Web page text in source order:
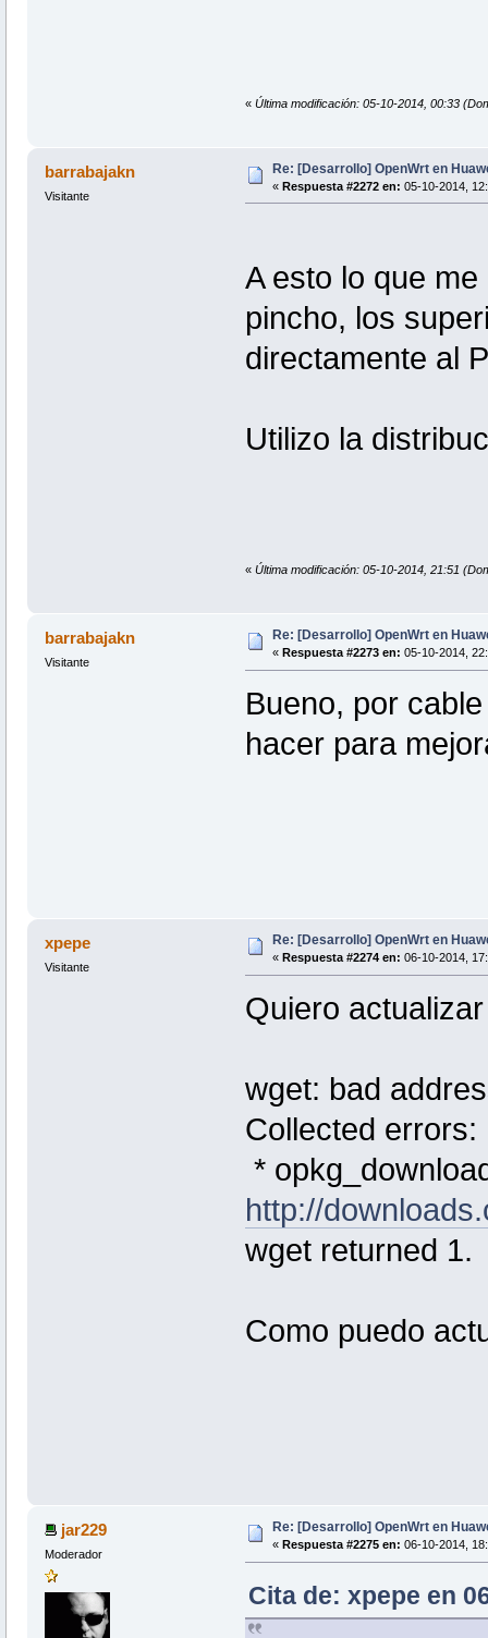
« Última modificación: 05-10-2014, 00:33
barrabajakn
Visitante
Re: [Desarrollo] OpenWrt en
« Respuesta #2272 en: 05-10-2014,
A esto lo que
pincho, los
directamente al
Utilizo la
« Última modificación: 05-10-2014, 21:51
barrabajakn
Visitante
Re: [Desarrollo] OpenWrt en
« Respuesta #2273 en: 05-10-2014,
Bueno, por
hacer para
xpepe
Visitante
Re: [Desarrollo] OpenWrt en
« Respuesta #2274 en: 06-10-2014,
Quiero
wget: bad
Collected errors:
*
http://
wget returned 1.
Como puedo
jar229
Moderador
Re: [Desarrollo] OpenWrt en
« Respuesta #2275 en: 06-10-2014,
Cita de: xpepe en